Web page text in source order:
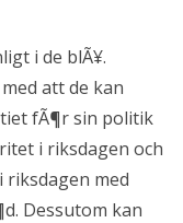
i de blÃ¥.
att de kan
fÃ¶r sin politik
i riksdagen och
med
Dessutom kan